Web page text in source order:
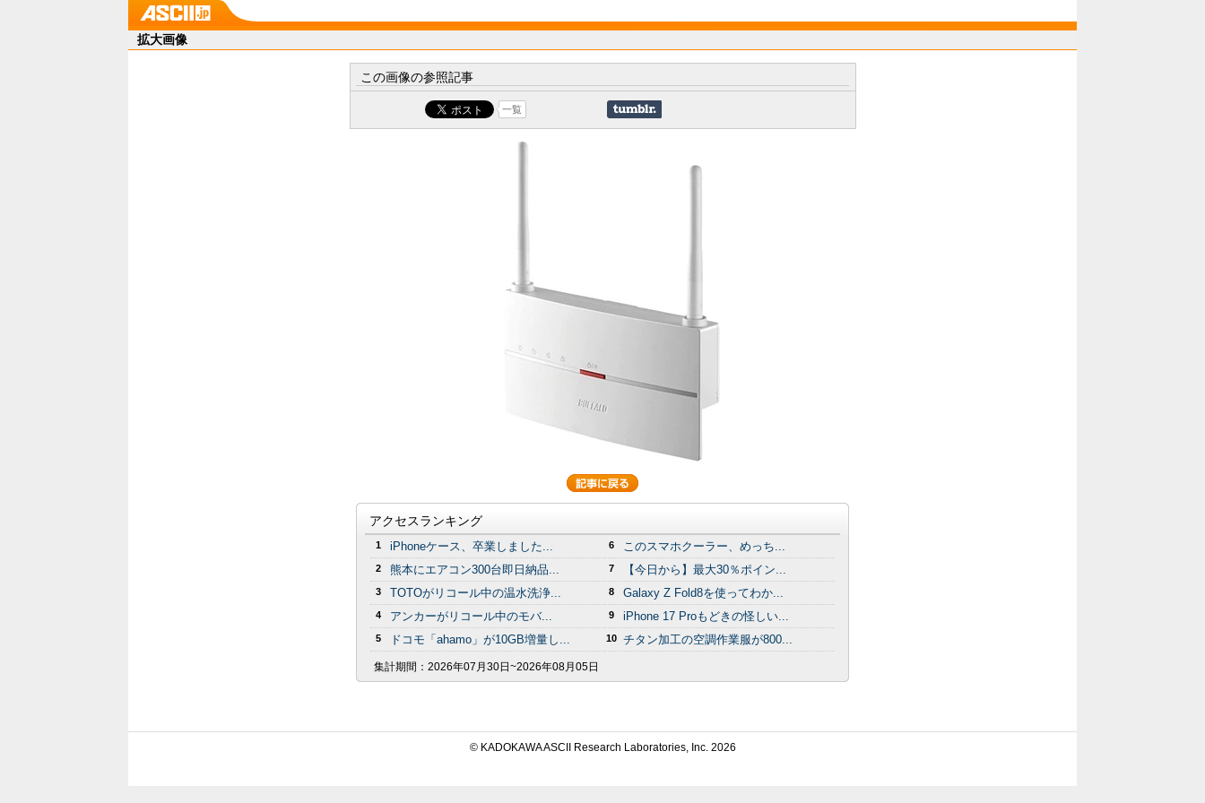
拡大画像
この画像の参照記事
一覧
アクセスランキング
1 iPhoneケース、卒業しました...
2 熊本にエアコン300台即日納品...
3 TOTOがリコール中の温水洗浄...
4 アンカーがリコール中のモバ...
5 ドコモ「ahamo」が10GB増量し...
6 このスマホクーラー、めっち...
7 【今日から】最大30％ポイン...
8 Galaxy Z Fold8を使ってわか...
9 iPhone 17 Proもどきの怪しい...
10 チタン加工の空調作業服が800...
集計期間： 2026年07月30日~2026年08月05日
© KADOKAWA ASCII Research Laboratories, Inc. 2026